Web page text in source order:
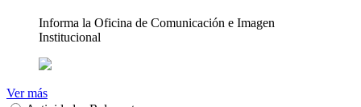
Informa la Oficina de Comunicación e Imagen
Institucional
Ver más